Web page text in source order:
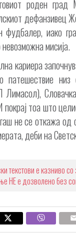
роден
дефанзивец
фудбалер, иако
мисија.
кариера
патешествие
тоа што
не се откажа од
деби на
текстови е казниво
НЕ е дозволено без